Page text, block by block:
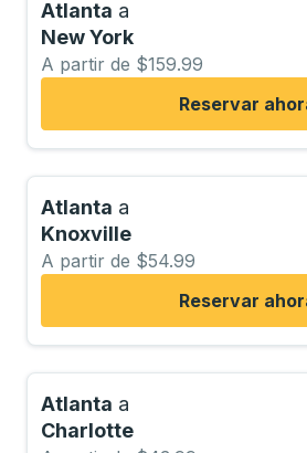
Atlanta a
New York
A partir de $159.99
Reservar
Atlanta a
Knoxville
A partir de $54.99
Reservar
Atlanta a
Charlotte